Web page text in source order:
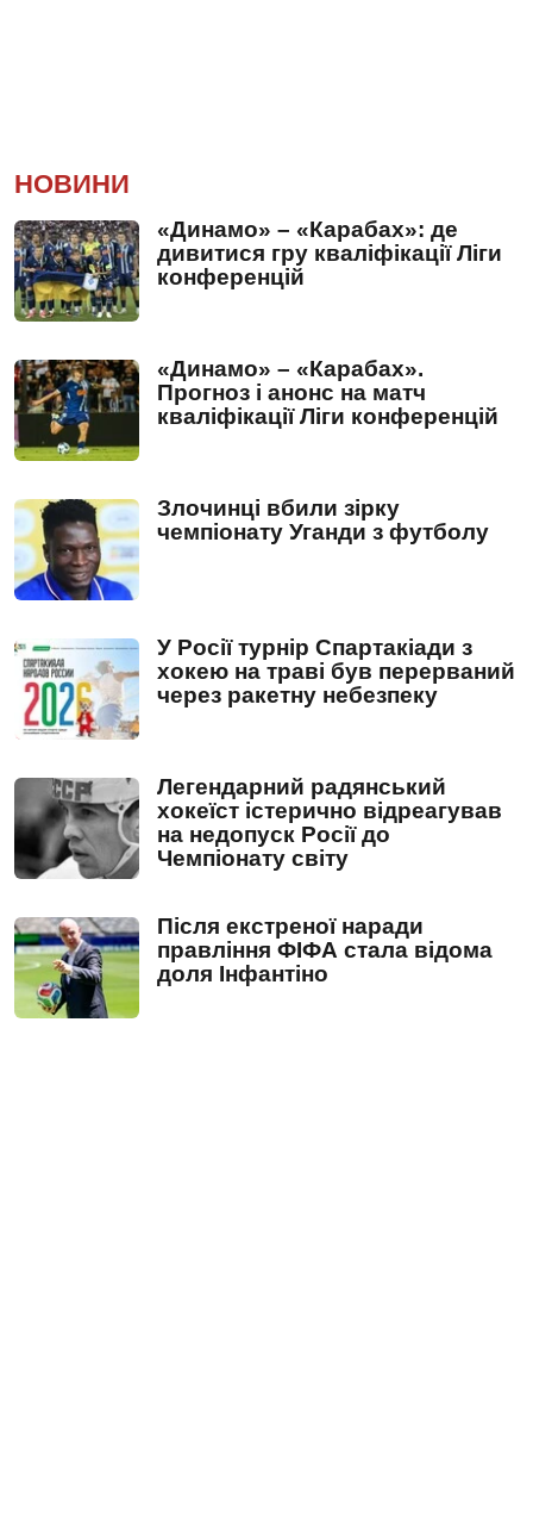
НОВИНИ
«Динамо» – «Карабах»: де
дивитися гру кваліфікації Ліги
конференцій
«Динамо» – «Карабах».
Прогноз і анонс на матч
кваліфікації Ліги конференцій
Злочинці вбили зірку
чемпіонату Уганди з футболу
У Росії турнір Спартакіади з
хокею на траві був перерваний
через ракетну небезпеку
Легендарний радянський
хокеїст істерично відреагував
на недопуск Росії до
Чемпіонату світу
Після екстреної наради
правління ФІФА стала відома
доля Інфантіно